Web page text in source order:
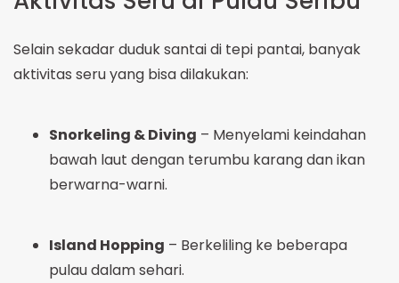
Selain sekadar duduk santai di tepi pantai, banyak
aktivitas seru yang bisa dilakukan:
Snorkeling & Diving – Menyelami keindahan
bawah laut dengan terumbu karang dan ikan
berwarna-warni.
Island Hopping – Berkeliling ke beberapa
pulau dalam sehari.